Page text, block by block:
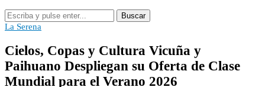
Buscar
La Serena
Cielos, Copas y Cultura Vicuña y
Paihuano Despliegan su Oferta de Clase
Mundial para el Verano 2026